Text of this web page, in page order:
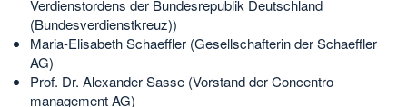
Verdienstordens der Bundesrepublik Deutschland
(Bundesverdienstkreuz))
Maria-Elisabeth Schaeffler (Gesellschafterin der Schaeffler
AG)
Prof. Dr. Alexander Sasse (Vorstand der Concentro
management AG)